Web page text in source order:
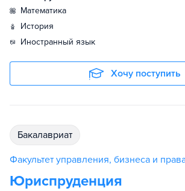
математика
история
иностранный язык
Хочу поступить
бакалавриат
Факультет управления, бизнеса и
Юриспруденция